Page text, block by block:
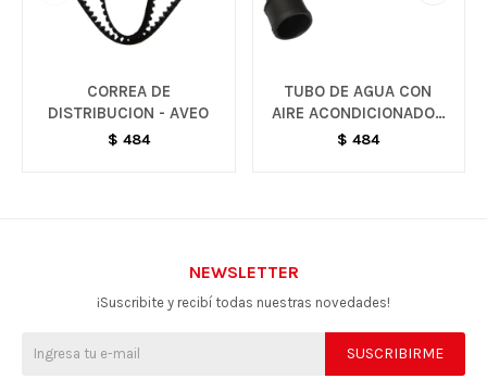
CORREA DE
DISTRIBUCION - AVEO
$ 484
TUBO DE AGUA CON
AIRE ACONDICIONADO -
CELTA
$ 484
NEWSLETTER
¡Suscribite y recibí todas nuestras novedades!
SUSCRIBIRME